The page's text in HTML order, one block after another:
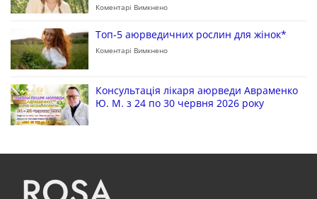
Коментарі Вимкнено
Топ-5 аюрведичних рослин для жінок*
Коментарі Вимкнено
Консультація лікаря аюрведи Авраменко
Ю. М. з 24 по 30 червня 2026 року